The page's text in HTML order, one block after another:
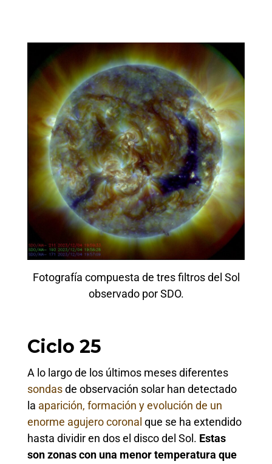
Fotografía compuesta de tres filtros del Sol
observado por SDO.
Ciclo 25
A lo largo de los últimos meses diferentes
sondasde observación solar han detectado
la aparición, formación y evolución de un
enorme agujero coronal que se ha extendido
hasta dividir en dos el disco del Sol. Estas
son zonas con una menor temperatura que